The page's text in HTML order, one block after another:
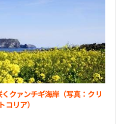
クァンチギ海岸（写真：クリ
コリア）